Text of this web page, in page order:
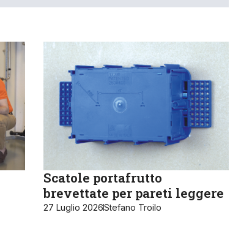
Scatole portafrutto
brevettate per pareti leggere
27 Luglio 2026Stefano Troilo